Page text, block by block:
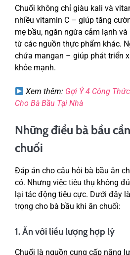
Chuối không chỉ giàu kali và
nhiều vitamin C – giúp tăng
mẹ bầu, ngăn ngừa cảm lạnh
từ các nguồn thực phẩm khác.
chứa mangan – giúp phát triển
khỏe mạnh.
Xem thêm: Gợi Ý 4 Công
Cho Bà Bầu Tại Nhà
Những điều bà bầu
chuối
Đáp án cho câu hỏi bà bầu ăn
có. Nhưng việc tiêu thụ không
lại tác động tiêu cực. Dưới đây
trọng cho bà bầu khi ăn chuối:
1. Ăn với liều lượng hợp lý
Chuối là nguồn cung cấp năng